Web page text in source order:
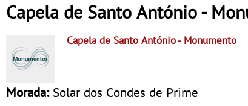
Capela de Santo António -
Capela de Santo António- Monumento
Morada: Solar dos Condes de Prime